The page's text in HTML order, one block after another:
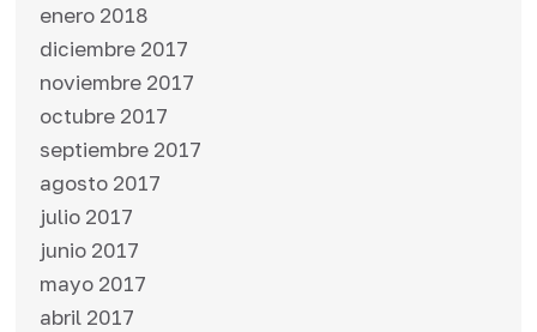
enero 2018
diciembre 2017
noviembre 2017
octubre 2017
septiembre 2017
agosto 2017
julio 2017
junio 2017
mayo 2017
abril 2017